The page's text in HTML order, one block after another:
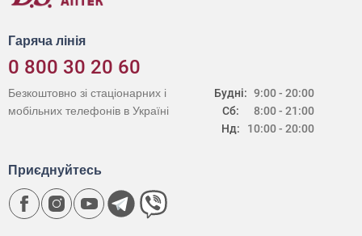
Гаряча лінія
0 800 30 20 60
Будні:
Сб:
Нд:
9:00 - 20:00
8:00 - 21:00
10:00 - 20:00
Безкоштовно зі стаціонарних і
мобільних телефонів в Україні
Приєднуйтесь